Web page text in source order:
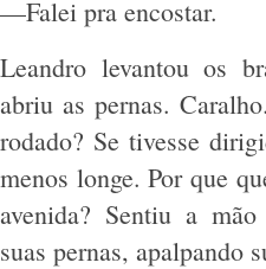
—Falei pra encostar.
Leandro levantou os
abriu as pernas.
rodado? Se tivesse
menos longe. Por que
avenida? Sentiu a
suas pernas, apalpando